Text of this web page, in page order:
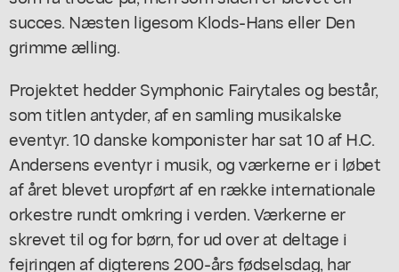
succes. Næsten ligesom Klods-Hans eller Den
grimme ælling.
Projektet hedder Symphonic Fairytales og består,
som titlen antyder, af en samling musikalske
eventyr. 10 danske komponister har sat 10 af H.C.
Andersens eventyr i musik, og værkerne er i løbet
af året blevet uropført af en række internationale
orkestre rundt omkring i verden. Værkerne er
skrevet til og for børn, for ud over at deltage i
fejringen af digterens 200-års fødselsdag, har